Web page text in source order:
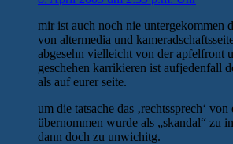
mir ist auch noch nie untergekommen
von altermedia und
abgesehn vielleicht von der apfelfront
geschehen karrikieren ist aufjedenfall
als auf eurer seite.
um die tatsache das ‚rechtssprech‘
übernommen wurde als „skandal“ zu
dann doch zu unwichitg.